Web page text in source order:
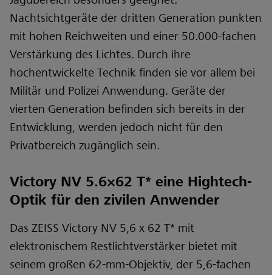
Nachtsichtgeräte der dritten Generation punkten
mit hohen Reichweiten und einer 50.000-fachen
Verstärkung des Lichtes. Durch ihre
hochentwickelte Technik finden sie vor allem bei
Militär und Polizei Anwendung. Geräte der
vierten Generation befinden sich bereits in der
Entwicklung, werden jedoch nicht für den
Privatbereich zugänglich sein.
Victory NV 5.6×62 T* eine Hightech-
Optik für den zivilen Anwender
Das ZEISS Victory NV 5,6 x 62 T* mit
elektronischem Restlichtverstärker bietet mit
seinem großen 62-mm-Objektiv, der 5,6-fachen